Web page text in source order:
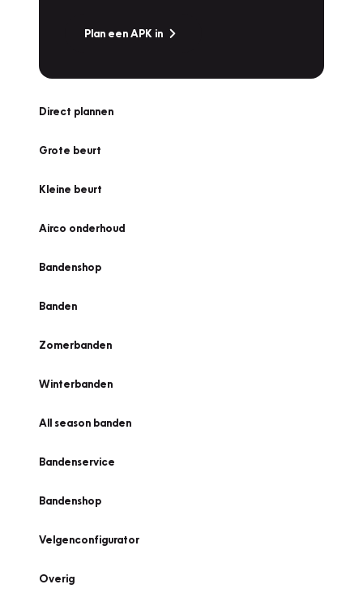
Plan een APK in
Direct plannen
Grote beurt
Kleine beurt
Airco onderhoud
Bandenshop
Banden
Zomerbanden
Winterbanden
All season banden
Bandenservice
Bandenshop
Velgenconfigurator
Overig